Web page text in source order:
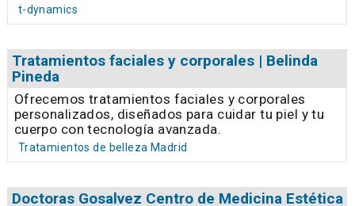
t-dynamics
Tratamientos faciales y corporales | Belinda
Pineda
Ofrecemos tratamientos faciales y corporales
personalizados, diseñados para cuidar tu piel y tu
cuerpo con tecnología avanzada.
Tratamientos de belleza Madrid
Doctoras Gosalvez Centro de Medicina Estética